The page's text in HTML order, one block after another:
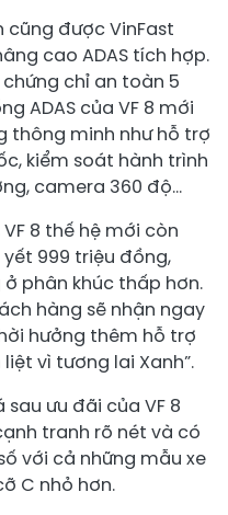
cũng được VinFast
cao ADAS tích hợp.
chỉ an toàn 5
ADAS của VF 8 mới
thông minh như hỗ trợ
kiểm soát hành trình
camera 360 độ…
8 thế hệ mới còn
999 triệu đồng,
phân khúc thấp hơn.
hàng sẽ nhận ngay
hưởng thêm hỗ trợ
vì tương lai Xanh”.
ưu đãi của VF 8
tranh rõ nét và có
với cả những mẫu xe
C nhỏ hơn.